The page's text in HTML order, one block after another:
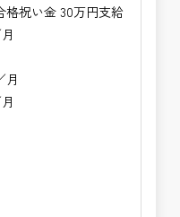
格祝い金 30万円支給
月